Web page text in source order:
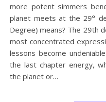
more potent simmers
planet meets at the 29°
Degree) means? The 29th
most concentrated
lessons become
the last chapter energy,
the planet or…